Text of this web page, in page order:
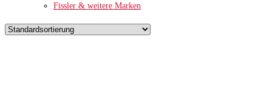
Fissler & weitere Marken